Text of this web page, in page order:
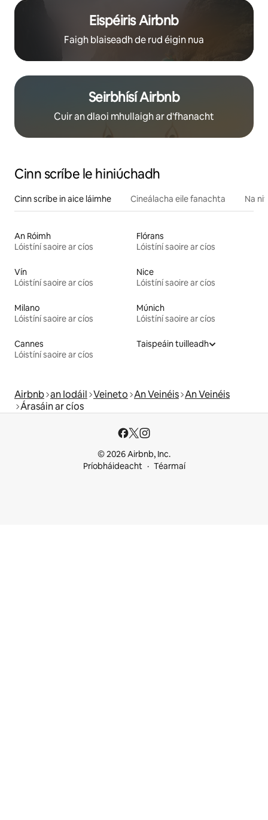
Eispéiris Airbnb
Faigh blaiseadh de rud éigin nua
Seirbhísí Airbnb
Cuir an dlaoi mhullaigh ar d'fhanacht
Cinn scríbe le hiniúchadh
Cinn scríbe in aice láimhe Cineálacha eile fanachta Na
An Róimh
Lóistíní saoire ar cíos
Flórans
Lóistíní saoire ar cíos
Vín
Lóistíní saoire ar cíos
Nice
Lóistíní saoire ar cíos
Milano
Lóistíní saoire ar cíos
Múnich
Lóistíní saoire ar cíos
Cannes
Lóistíní saoire ar cíos
Taispeáin tuilleadh
Airbnb an Iodáil Veineto An Veinéis An Veinéis
Árasáin ar cíos
© 2026 Airbnb, Inc.
Príobháideacht
Téarmaí